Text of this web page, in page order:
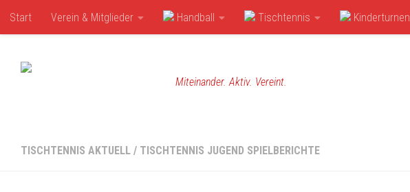
Zum Inhalt springen
Start Verein & Mitglieder Handball Tischtennis Kinderturnen
Miteinander. Aktiv. Vereint.
TISCHTENNIS AKTUELL / TISCHTENNIS JUGEND SPIELBERICHTE